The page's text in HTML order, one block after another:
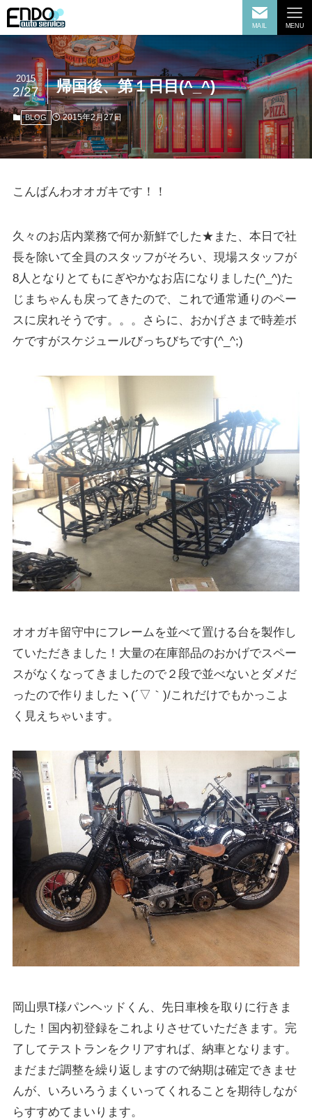
MAIL MENU
帰国後、第１日目(^_^)
2015
2/27
BLOG 2015年2月27日
こんばんわオオガキです！！
久々のお店内業務で何か新鮮でした★また、本日で社
長を除いて全員のスタッフがそろい、現場スタッフが
8人となりとてもにぎやかなお店になりました(^_^)た
じまちゃんも戻ってきたので、これで通常通りのペー
スに戻れそうです。。。さらに、おかげさまで時差ボ
ケですがスケジュールびっちびちです(^_^;)
オオガキ留守中にフレームを並べて置ける台を製作し
ていただきました！大量の在庫部品のおかげでスペー
スがなくなってきましたので２段で並べないとダメだ
ったので作りましたヽ(´▽｀)/これだけでもかっこよ
く見えちゃいます。
岡山県T様パンヘッドくん、先日車検を取りに行きま
した！国内初登録をこれよりさせていただきます。完
了してテストランをクリアすれば、納車となります。
まだまだ調整を繰り返しますので納期は確定できませ
んが、いろいろうまくいってくれることを期待しなが
らすすめてまいります。